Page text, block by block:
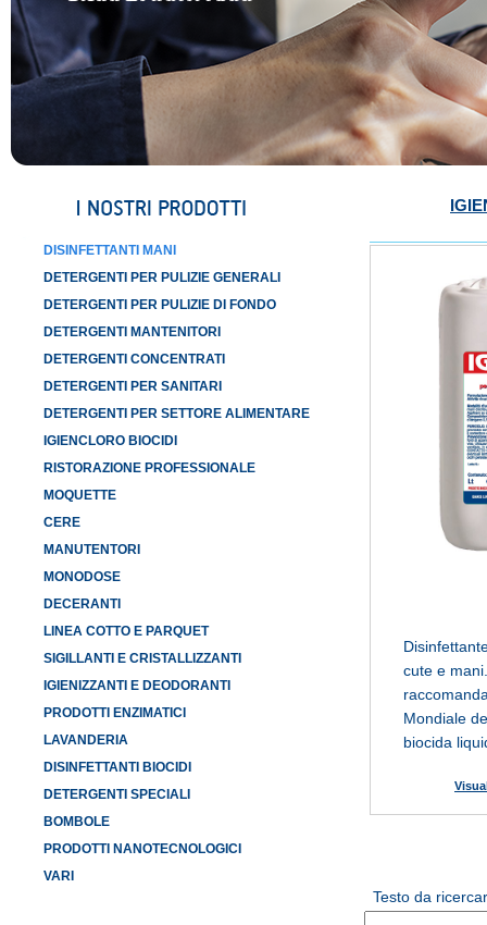
DISINFETTANTI MANI
DETERGENTI PER PULIZIE GENERALI
DETERGENTI PER PULIZIE DI FONDO
DETERGENTI MANTENITORI
DETERGENTI CONCENTRATI
DETERGENTI PER SANITARI
DETERGENTI PER SETTORE ALIMENTARE
IGIENCLORO BIOCIDI
RISTORAZIONE PROFESSIONALE
MOQUETTE
CERE
MANUTENTORI
MONODOSE
DECERANTI
LINEA COTTO E PARQUET
SIGILLANTI E CRISTALLIZZANTI
IGIENIZZANTI E DEODORANTI
PRODOTTI ENZIMATICI
LAVANDERIA
DISINFETTANTI BIOCIDI
DETERGENTI SPECIALI
BOMBOLE
PRODOTTI NANOTECNOLOGICI
VARI
cute e
Mondiale
biocida
Testo da